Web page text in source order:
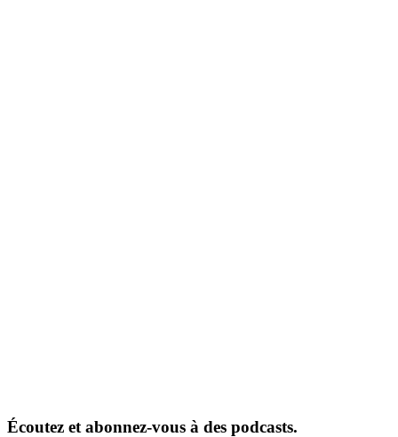
Écoutez et abonnez-vous à des podcasts.